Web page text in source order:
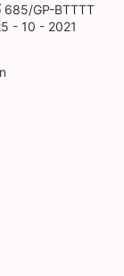
GP-BTTTT
- 10 - 2021